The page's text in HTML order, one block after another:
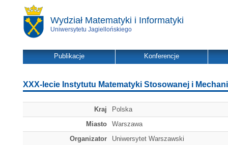
Wydział Matematyki i Informatyki
Uniwersytetu Jagiellońskiego
Publikacje Konferencje
XXX-lecie Instytutu Matematyki Stosowanej i
Kraj
Polska
Miasto
Warszawa
Organizator
Uniwersytet Warszawski